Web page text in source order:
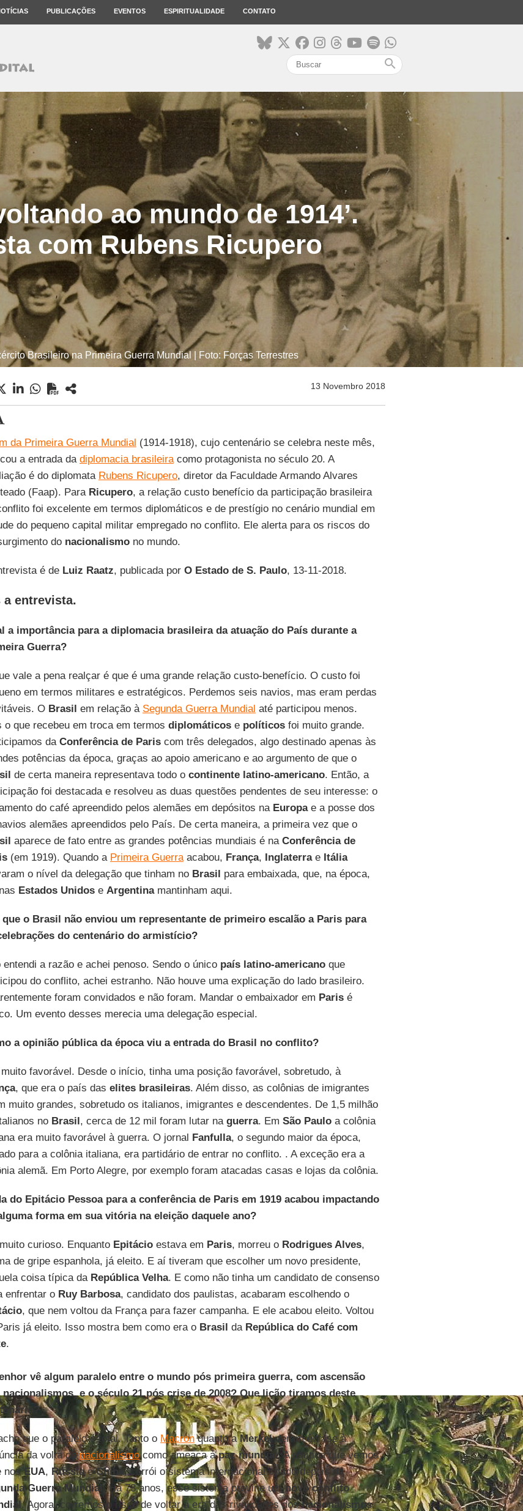
PUBLICAÇÕES EVENTOS ESPIRITUALIDADE CONTATO
search
ao mundo de 1914’.
com Rubens Ricupero
Brasileiro na Primeira Guerra Mundial | Foto: Forças Terrestres
13 Novembro 2018
da Primeira Guerra Mundial (1914-1918), cujo centenário se celebra neste mês,
a entrada da diplomacia brasileiracomo protagonista no século 20. A
é do diplomata Rubens Ricupero, diretor da Faculdade Armando Alvares
(Faap). Para Ricupero, a relação custo benefício da participação brasileira
foi excelente em termos diplomáticos e de prestígio no cenário mundial em
do pequeno capital militar empregado no conflito. Ele alerta para os riscos do
do nacionalismono mundo.
é deLuiz Raatz, publicada porO Estado de S. Paulo, 13-11-2018.
a entrevista.
a importância para a diplomacia brasileira da atuação do País durante a
Guerra?
vale a pena realçar é que é uma grande relação custo-benefício. O custo foi
em termos militares e estratégicos. Perdemos seis navios, mas eram perdas
O Brasil em relação à Segunda Guerra Mundial até participou menos.
o que recebeu em troca em termos diplomáticose políticosfoi muito grande.
da Conferência de Pariscom três delegados, algo destinado apenas às
potências da época, graças ao apoio americano e ao argumento de que o
de certa maneira representava todo o continente latino-americano. Então, a
foi destacada e resolveu as duas questões pendentes de seu interesse: o
do café apreendido pelos alemães em depósitos na Europae a posse dos
alemães apreendidos pelo País. De certa maneira, a primeira vez que o
aparece de fato entre as grandes potências mundiais é na Conferência de
(em 1919). Quando a Primeira Guerraacabou, França, Inglaterrae Itália
o nível da delegação que tinham no Brasil para embaixada, que, na época,
Estados Unidose Argentinamantinham aqui.
que o Brasil não enviou um representante de primeiro escalão a Paris para
do centenário do armistício?
entendi a razão e achei penoso. Sendo o único país latino-americanoque
do conflito, achei estranho. Não houve uma explicação do lado brasileiro.
foram convidados e não foram. Mandar o embaixador em Parisé
Um evento desses merecia uma delegação especial.
a opinião pública da época viu a entrada do Brasil no conflito?
favorável. Desde o início, tinha uma posição favorável, sobretudo, à
, que era o país das elites brasileiras. Além disso, as colônias de imigrantes
muito grandes, sobretudo os italianos, imigrantes e descendentes. De 1,5 milhão
no Brasil, cerca de 12 mil foram lutar na guerra. Em São Pauloa colônia
era muito favorável à guerra. O jornal Fanfulla, o segundo maior da época,
para a colônia italiana, era partidário de entrar no conflito. . A exceção era a
alemã. Em Porto Alegre, por exemplo foram atacadas casas e lojas da colônia.
do Epitácio Pessoa para a conferência de Paris em 1919 acabou impactando
forma em sua vitória na eleição daquele ano?
curioso. Enquanto Epitácioestava em Paris, morreu o Rodrigues Alves,
de gripe espanhola, já eleito. E aí tiveram que escolher um novo presidente,
coisa típica da República Velha. E como não tinha um candidato de consenso
enfrentar o Ruy Barbosa, candidato dos paulistas, acabaram escolhendo o
, que nem voltou da França para fazer campanha. E ele acabou eleito. Voltou
já eleito. Isso mostra bem como era o Brasil da República do Café com
.
vê algum paralelo entre o mundo pós primeira guerra, com ascensão
nacionalismos, e o século 21 pós crise de 2008? Que lição tiramos deste
que o paralelo é total. Tanto o Macronquanto aMerkelderam ênfase à
da volta donacionalismocomo ameaça àpaz mundial. A política que vemos
nosEUA, RússiaeChina, corrói o sistema internacional criado depois da
Guerra Mundial . Há 73 anos, esse sistema previne umnovo conflito
. Agora, corremos o risco de voltar à era das rivalidades dosnacionalismos,